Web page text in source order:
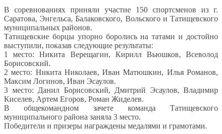
В соревнованиях приняли участие 150 спортсменов из г.
Саратова, Энгельса, Балаковского, Вольского и Татищевского
муниципальных районов.
Татищевские борцы упорно боролись на татами и достойно
выступили, показав следующие результаты:
1 место: Никита Верещагин, Кирилл Вьюшков, Всеволод
Борисовский.
2 место: Никита Николаев, Иван Матюшкин, Илья Романов,
Максим Логинов, Иван Эсаулов.
3 место: Данил Борисовский, Дмитрий Эсаулов, Владимир
Киселев, Артем Егоров, Роман Жиделев.
В общекомандном зачете команда Татищевского
муниципального района заняла 3 место.
Победители и призеры награждены медалями и грамотами.